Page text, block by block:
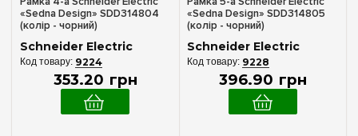
«Sedna Design» SDD314804
(колір - чорний)
Schneider Electric
9224
353.20 грн
«Sedna Design» SDD314805
(колір - чорний)
Schneider Electric
9228
396.90 грн